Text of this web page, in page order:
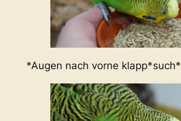
*Augen nach vorne klapp*such*